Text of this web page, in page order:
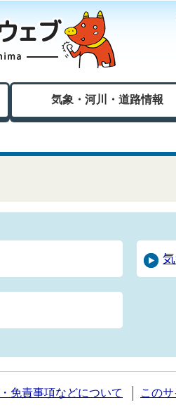
気象・河川・ 道路情報
免責事項などについて この